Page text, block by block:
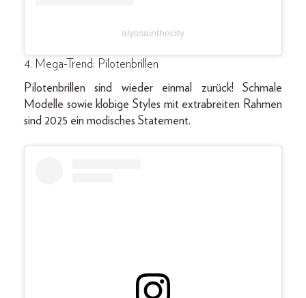
alyssainthecity
4. Mega-Trend: Pilotenbrillen
Pilotenbrillen sind wieder einmal zurück! Schmale
Modelle sowie klobige Styles mit extrabreiten Rahmen
sind 2025 ein modisches Statement.